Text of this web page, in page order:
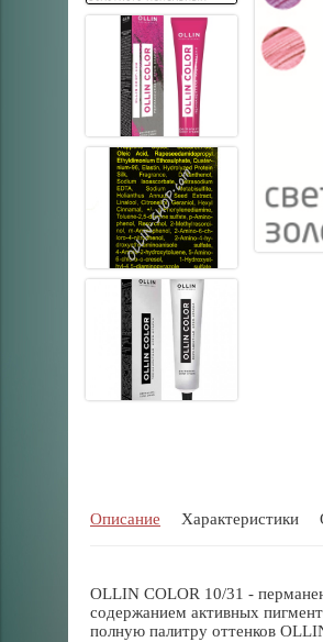
Описание Характеристики
OLLIN COLOR 10/31 -
содержанием активных
полную палитру оттенков